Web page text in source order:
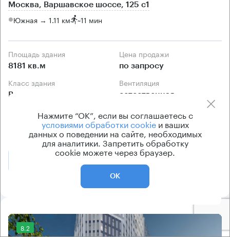
Москва, Варшавское шоссе, 125 с1
Южная → 1.11 км ~11 мин
Площадь здания
8181 кв.м
Цена продажи
по запросу
Класс здания
B
Вентиляция
естественная
Кондиционирование
центральное
8.2
Нажмите “ОК”, если вы соглашаетесь с
условиями обработки cookieи ваших
данных о поведении на сайте, необходимых
для аналитики. Запретить обработку
cookie можете через браузер.
ОК